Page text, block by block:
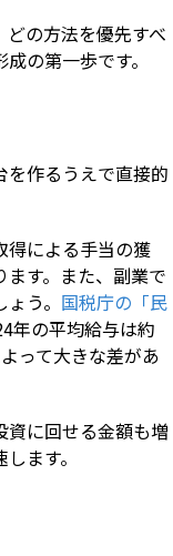
の方法を優先すべ
の第一歩です。
作るうえで直接的
得による手当の獲
す。また、副業で
う。 国税庁の「民
年の平均給与は約
って大きな差があ
に回せる金額も増
ます。